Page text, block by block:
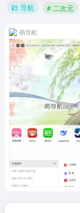
导航 # 二次元
萌导航